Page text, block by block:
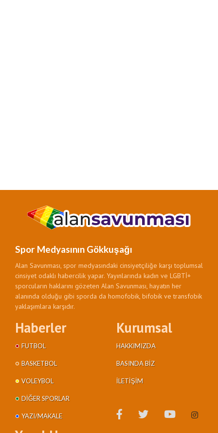
Spor Medyasının Gökkuşağı
Alan Savunması, spor medyasındaki cinsiyetçiliğe karşı toplumsal
cinsiyet odaklı habercilik yapar. Yayınlarında kadın ve LGBTİ+
sporcuların haklarını gözeten Alan Savunması, hayatın her
alanında olduğu gibi sporda da homofobik, bifobik ve transfobik
yaklaşımlara karşıdır.
Haberler
FUTBOL
BASKETBOL
VOLEYBOL
DIĞER SPORLAR
YAZI/MAKALE
Kurumsal
HAKKIMIZDA
BASINDA BIZ
İLETIŞIM